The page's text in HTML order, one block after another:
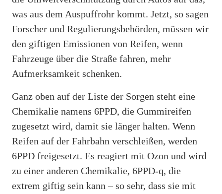
was aus dem Auspuffrohr kommt. Jetzt, so sagen
Forscher und Regulierungsbehörden, müssen wir
den giftigen Emissionen von Reifen, wenn
Fahrzeuge über die Straße fahren, mehr
Aufmerksamkeit schenken.
Ganz oben auf der Liste der Sorgen steht eine
Chemikalie namens 6PPD, die Gummireifen
zugesetzt wird, damit sie länger halten. Wenn
Reifen auf der Fahrbahn verschleißen, werden
6PPD freigesetzt. Es reagiert mit Ozon und wird
zu einer anderen Chemikalie, 6PPD-q, die
extrem giftig sein kann – so sehr, dass sie mit